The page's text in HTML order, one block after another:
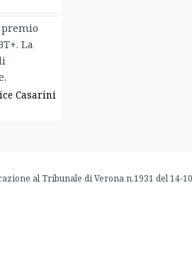
premio
La
Casarini
al Tribunale di Verona n.1931 del 14-